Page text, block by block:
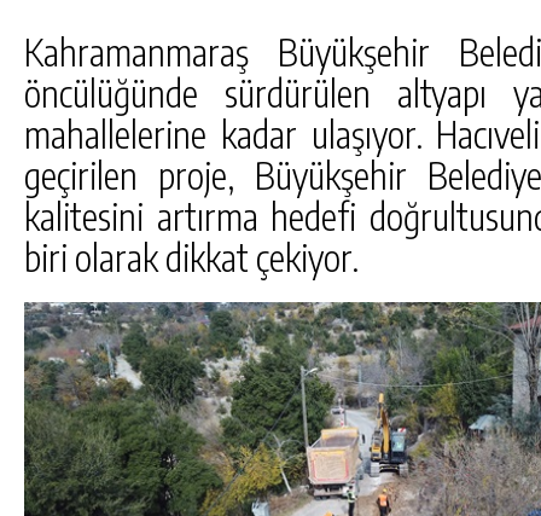
Kahramanmaraş Büyükşehir
öncülüğünde sürdürülen altyapı
mahallelerine kadar ulaşıyor.
geçirilen proje, Büyükşehir
kalitesini artırma hedefi
biri olarak dikkat çekiyor.